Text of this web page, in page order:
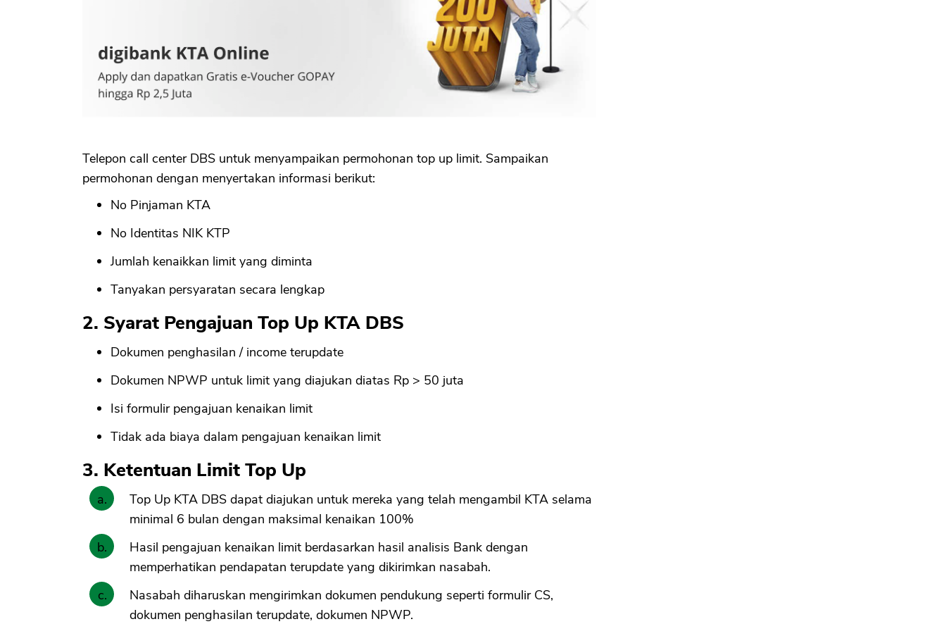
Telepon call center DBS untuk menyampaikan permohonan top up limit. Sampaikan
permohonan dengan menyertakan informasi berikut:
No Pinjaman KTA
No Identitas NIK KTP
Jumlah kenaikkan limit yang diminta
Tanyakan persyaratan secara lengkap
2. Syarat Pengajuan Top Up KTA DBS
Dokumen penghasilan / income terupdate
Dokumen NPWP untuk limit yang diajukan diatas Rp > 50 juta
Isi formulir pengajuan kenaikan limit
Tidak ada biaya dalam pengajuan kenaikan limit
3. Ketentuan Limit Top Up
Top Up KTA DBS dapat diajukan untuk mereka yang telah mengambil KTA selama
minimal 6 bulan dengan maksimal kenaikan 100%
Hasil pengajuan kenaikan limit berdasarkan hasil analisis Bank dengan
memperhatikan pendapatan terupdate yang dikirimkan nasabah.
Nasabah diharuskan mengirimkan dokumen pendukung seperti formulir CS,
dokumen penghasilan terupdate, dokumen NPWP.